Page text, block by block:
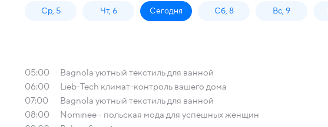
Ср, 5 Чт, 6 Сегодня Сб, 8 Вс, 9
05:00
Bagnola уютный текстиль для ванной
06:00
Lieb-Tech климат-контроль вашего дома
07:00
Bagnola уютный текстиль для ванной
08:00
Nominee - польская мода для успешных женщин